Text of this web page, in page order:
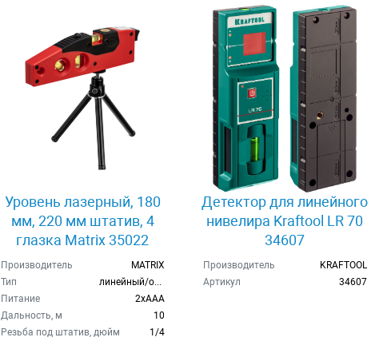
Уровень лазерный, 180
мм, 220 мм штатив, 4
глазка Matrix 35022
Производитель
MATRIX
Тип
линейный/отвес
Питание
2хAAA
Дальность, м
10
Резьба под штатив, дюйм
1/4
Детектор для линейного
нивелира Kraftool LR 70
34607
Производитель
KRAFTOOL
Артикул
34607